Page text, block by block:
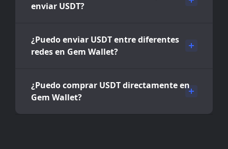
enviar USDT?
¿Puedo enviar USDT entre diferentes
redes en Gem Wallet?
¿Puedo comprar USDT directamente en
Gem Wallet?